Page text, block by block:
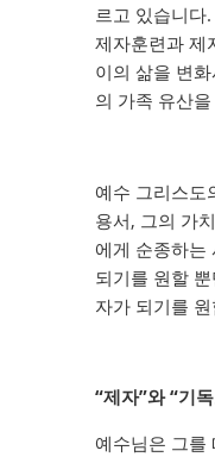
르고 있습니다
제자훈련과 제
이의 삶을 변
의 가족 유산
예수 그리스도
용서, 그의 가
에게 순종하는
되기를 원할
자가 되기를
“제자”와 “기
예수님은 그를